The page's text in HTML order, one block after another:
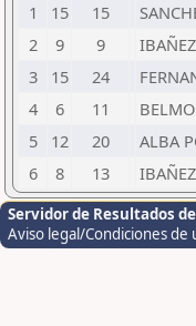
1
15 15
2
9 9
3
15 24
4
6 11
5
12 20 ALBA
6
8 13
Servidor de Resultados
Aviso legal/Condiciones de